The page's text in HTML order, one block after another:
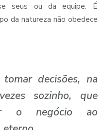
seus ou da equipe. É
da natureza não obedece
decisões, na
sozinho, que
o negócio ao